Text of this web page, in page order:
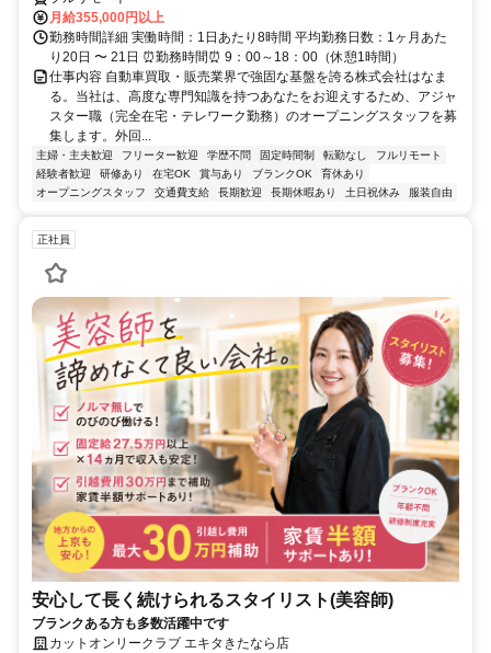
月給355,000円以上
勤務時間詳細 実働時間：1日あたり8時間 平均勤務日数：1ヶ月あた
り20日 〜 21日 ⏰勤務時間⏰ 9：00～18：00（休憩1時間）
仕事内容 自動車買取・販売業界で強固な基盤を誇る株式会社はなま
る。当社は、高度な専門知識を持つあなたをお迎えするため、アジャ
スター職（完全在宅・テレワーク勤務）のオープニングスタッフを募
集します。外回...
主婦・主夫歓迎 フリーター歓迎 学歴不問 固定時間制 転勤なし
フルリモート
経験者歓迎
研修あり 在宅OK 賞与あり ブランクOK
育休あり
オープニングスタッフ
交通費支給 長期歓迎 長期休暇あり 土日祝休み 服装自由
正社員
安心して長く続けられるスタイリスト(美容師)
ブランクある方も多数活躍中です
カットオンリークラブ エキタきたなら店